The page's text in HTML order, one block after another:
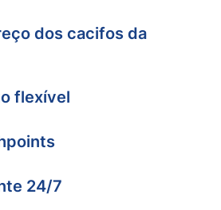
dos cacifos da
flexível
24/7